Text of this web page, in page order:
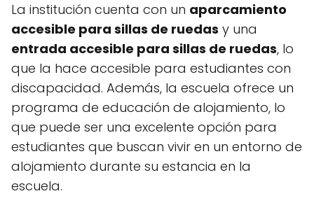
La institución cuenta con un aparcamiento
accesible para sillas de ruedas y una
entrada accesible para sillas de ruedas, lo
que la hace accesible para estudiantes con
discapacidad. Además, la escuela ofrece un
programa de educación de alojamiento, lo
que puede ser una excelente opción para
estudiantes que buscan vivir en un entorno de
alojamiento durante su estancia en la
escuela.